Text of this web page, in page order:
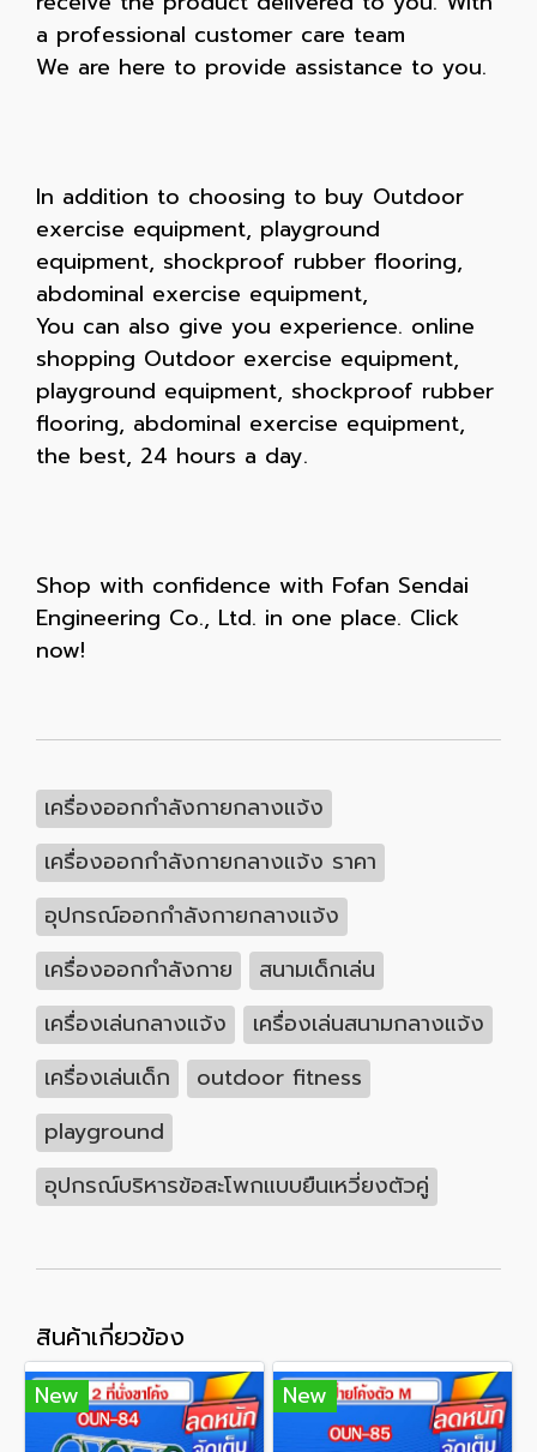
a professional customer care team
We are here to provide assistance to you.
In addition to choosing to buy Outdoor
exercise equipment, playground
equipment, shockproof rubber flooring,
abdominal exercise equipment,
You can also give you experience. online
shopping Outdoor exercise equipment,
playground equipment, shockproof rubber
flooring, abdominal exercise equipment,
the best, 24 hours a day.
Shop with confidence with Fofan Sendai
Engineering Co., Ltd. in one place. Click
now!
เครื่องออกกำลังกายกลางแจ้ง
เครื่องออกกำลังกายกลางแจ้ง ราคา
อุปกรณ์ออกกำลังกายกลางแจ้ง
เครื่องออกกำลังกาย
สนามเด็กเล่น
เครื่องเล่นกลางแจ้ง
เครื่องเล่นสนามกลางแจ้ง
เครื่องเล่นเด็ก
outdoor fitness
playground
อุปกรณ์บริหารข้อสะโพกแบบยืนเหวี่ยงตัวคู่
สินค้าเกี่ยวข้อง
New New